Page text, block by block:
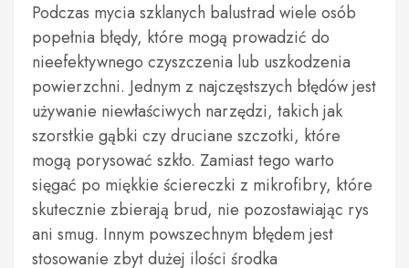
Podczas mycia szklanych balustrad wiele osób
popełnia błędy, które mogą prowadzić do
nieefektywnego czyszczenia lub uszkodzenia
powierzchni. Jednym z najczęstszych błędów jest
używanie niewłaściwych narzędzi, takich jak
szorstkie gąbki czy druciane szczotki, które
mogą porysować szkło. Zamiast tego warto
sięgać po miękkie ściereczki z mikrofibry, które
skutecznie zbierają brud, nie pozostawiając rys
ani smug. Innym powszechnym błędem jest
stosowanie zbyt dużej ilości środka